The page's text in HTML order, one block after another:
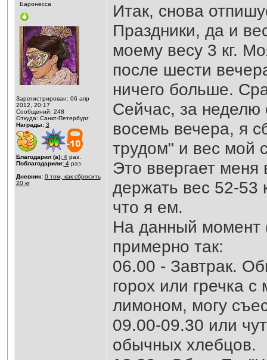
Баронесса
Зарегистрирован: 06 апр
2012, 20:17
Сообщений: 248
Откуда: Санкт-Петербург
Награды: 3
Благодарил (а):4раз.
Поблагодарили:4раз.
Дневник: 0 том, как сбросить
20 кг
Итак, снова
Праздники, да и
моему весу 3 кг.
после шести
ничего больше.
Сейчас, за неделю
восемь вечера, я
трудом" и вес мой
Это ввергает
держать вес 52-53
что я ем.
На данный момент
примерно так:
06.00 - Завтрак.
горох или гречка
лимоном, могу
09.00-09.30 или
обычных хлебцов.